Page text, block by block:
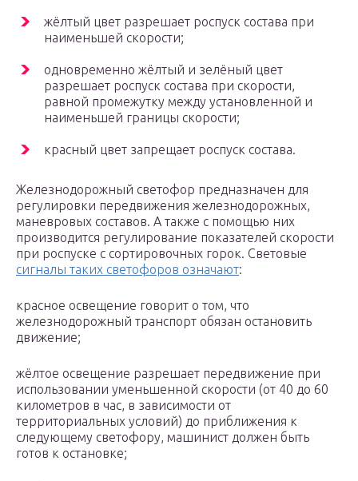
жёлтый цвет разрешает роспуск состава при
наименьшей скорости;
одновременно жёлтый и зелёный цвет
разрешает роспуск состава при скорости,
равной промежутку между установленной и
наименьшей границы скорости;
красный цвет запрещает роспуск состава.
Железнодорожный светофор предназначен для
регулировки передвижения железнодорожных,
маневровых составов. А также с помощью них
производится регулирование показателей скорости
при роспуске с сортировочных горок. Световые
сигналы таких светофоров означают:
красное освещение говорит о том, что
железнодорожный транспорт обязан остановить
движение;
жёлтое освещение разрешает передвижение при
использовании уменьшенной скорости (от 40 до 60
километров в час, в зависимости от
территориальных условий) до приближения к
следующему светофору, машинист должен быть
готов к остановке;